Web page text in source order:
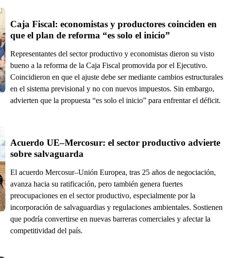
Caja Fiscal: economistas y productores coinciden en
que el plan de reforma “es solo el inicio”
Representantes del sector productivo y economistas dieron su visto
bueno a la reforma de la Caja Fiscal promovida por el Ejecutivo.
Coincidieron en que el ajuste debe ser mediante cambios estructurales
en el sistema previsional y no con nuevos impuestos. Sin embargo,
advierten que la propuesta “es solo el inicio” para enfrentar el déficit.
Acuerdo UE–Mercosur: el sector productivo advierte
sobre salvaguarda
El acuerdo Mercosur–Unión Europea, tras 25 años de negociación,
avanza hacia su ratificación, pero también genera fuertes
preocupaciones en el sector productivo, especialmente por la
incorporación de salvaguardias y regulaciones ambientales. Sostienen
que podría convertirse en nuevas barreras comerciales y afectar la
competitividad del país.